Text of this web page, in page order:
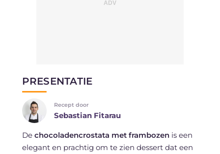
PRESENTATIE
Recept door
Sebastian Fitarau
De chocoladencrostata met frambozenis een
elegant en prachtig om te zien dessert dat een